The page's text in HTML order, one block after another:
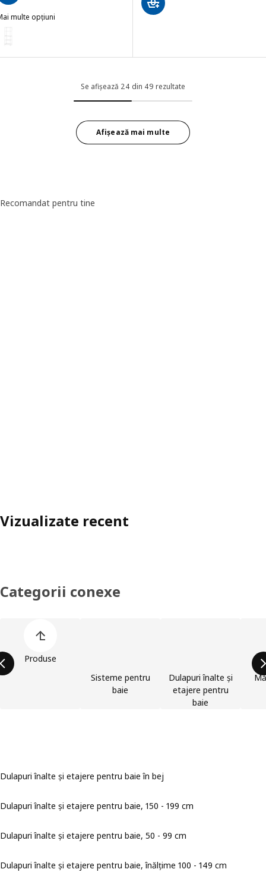
multe opțiuni
Se afișează 24 din 49 rezultate
Afișează mai multe
Recomandat pentru tine
Vizualizate recent
Categorii conexe
Produse
Sisteme pentru
baie
Dulapuri înalte și
etajere pentru
baie
Dulapuri înalte și etajere pentru baie în bej
Dulapuri înalte și etajere pentru baie, 150 - 199 cm
Dulapuri înalte și etajere pentru baie, 50 - 99 cm
Dulapuri înalte și etajere pentru baie, înălțime 100 - 149 cm